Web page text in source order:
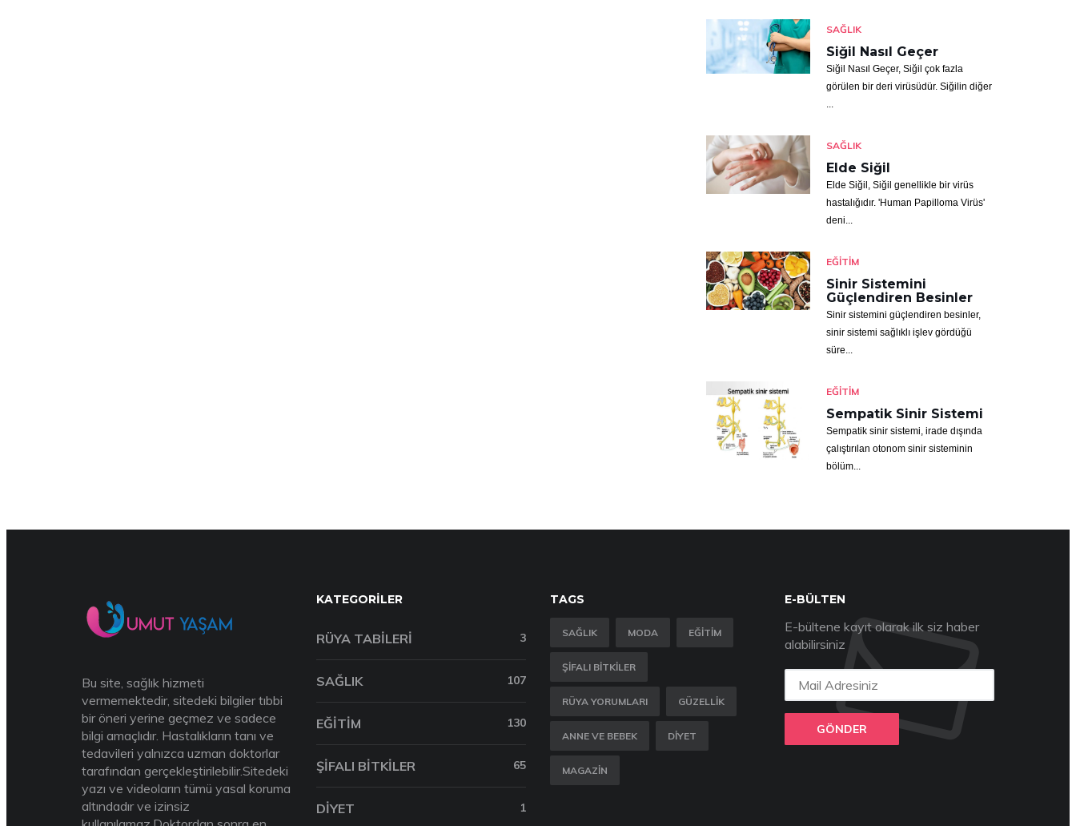
SAĞLIK
Siğil Nasıl Geçer
Siğil Nasıl Geçer, Siğil çok fazla
görülen bir deri virüsüdür. Siğilin diğer
...
SAĞLIK
Elde Siğil
Elde Siğil, Siğil genellikle bir virüs
hastalığıdır. 'Human Papilloma Virüs'
deni...
EĞITIM
Sinir Sistemini
Güçlendiren Besinler
Sinir sistemini güçlendiren besinler,
sinir sistemi sağlıklı işlev gördüğü
süre...
EĞITIM
Sempatik Sinir Sistemi
Sempatik sinir sistemi, irade dışında
çalıştırılan otonom sinir sisteminin
bölüm...
Bu site, sağlık hizmeti
vermemektedir, sitedeki bilgiler tıbbi
bir öneri yerine geçmez ve sadece
bilgi amaçlıdır. Hastalıkların tanı ve
tedavileri yalnızca uzman doktorlar
tarafından gerçekleştirilebilir.Sitedeki
yazı ve videoların tümü yasal koruma
altındadır ve izinsiz
KATEGORILER
RÜYA TABILERI 3
SAĞLIK 107
EĞITIM 130
ŞIFALI BITKILER 65
DIYET 1
TAGS
SAĞLIK MODA EĞITIM
ŞIFALI BITKILER
RÜYA YORUMLARI GÜZELLIK
ANNE VE BEBEK DIYET
MAGAZIN
E-BÜLTEN
E-bültene kayıt olarak ilk siz haber
alabilirsiniz
GÖNDER